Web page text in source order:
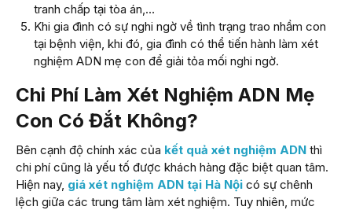
tranh chấp tại tòa án,…
Khi gia đình có sự nghi ngờ về tình trạng trao nhầm con
tại bệnh viện, khi đó, gia đình có thể tiến hành làm xét
nghiệm ADN mẹ con để giải tỏa mối nghi ngờ.
Chi Phí Làm Xét Nghiệm ADN Mẹ
Con Có Đắt Không?
Bên cạnh độ chính xác của kết quả xét nghiệm ADN thì
chi phí cũng là yếu tố được khách hàng đặc biệt quan tâm.
Hiện nay, giá xét nghiệm ADN tại Hà Nội có sự chênh
lệch giữa các trung tâm làm xét nghiệm. Tuy nhiên, mức